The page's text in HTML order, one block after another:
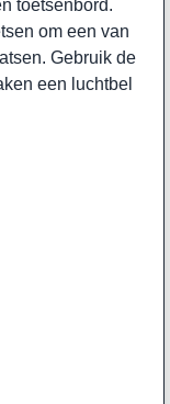
toetsenbord.
om een van
Gebruik de
een luchtbel